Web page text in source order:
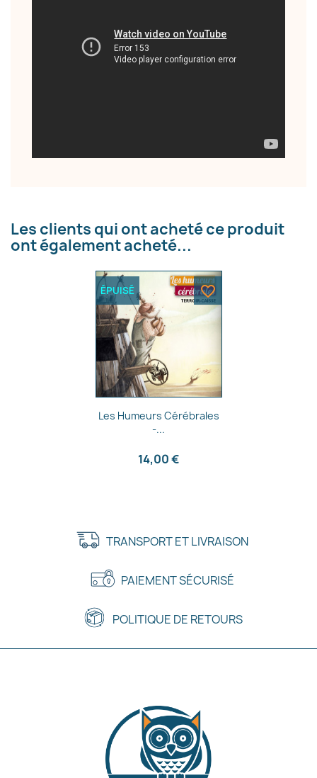
Les clients qui ont acheté ce produit
ont également acheté...
Aperçu rapide
Les Humeurs Cérébrales
-...
14,00 €
ÉPUISÉ favorite_border
TRANSPORT ET LIVRAISON
PAIEMENT SÉCURISÉ
POLITIQUE DE RETOURS